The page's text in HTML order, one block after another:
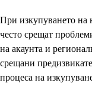
При изкупуването на
често срещат
на акаунта и
срещани
процеса на